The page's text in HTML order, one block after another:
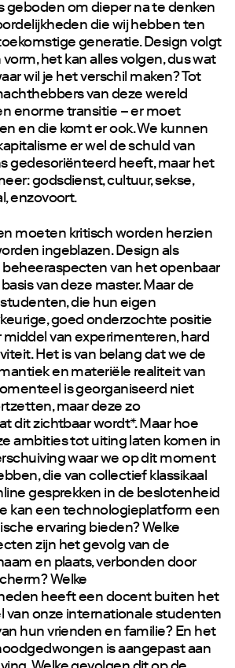
geboden om dieper na te denken
die wij hebben ten
generatie. Design volgt
het kan alles volgen, dus wat
wil je het verschil maken? Tot
van deze wereld
enorme transitie – er moet
en die komt er ook. We kunnen
er wel de schuld van
gedesoriënteerd heeft, maar het
godsdienst, cultuur, sekse,
enzovoort.
moeten kritisch worden herzien
ingeblazen. Design als
van het openbaar
van deze master. Maar de
die hun eigen
goed onderzochte positie
van experimenteren, hard
Het is van belang dat we de
en materiële realiteit van
is georganiseerd niet
maar deze zo
dit zichtbaar wordt*. Maar hoe
ambities tot uiting laten komen in
waar we op dit moment
die van collectief klassikaal
gesprekken in de beslotenheid
kan een technologieplatform een
ervaring bieden? Welke
zijn het gevolg van de
en plaats, verbonden door
Welke
heeft een docent buiten het
van onze internationale studenten
hun vrienden en familie? En het
is aangepast aan